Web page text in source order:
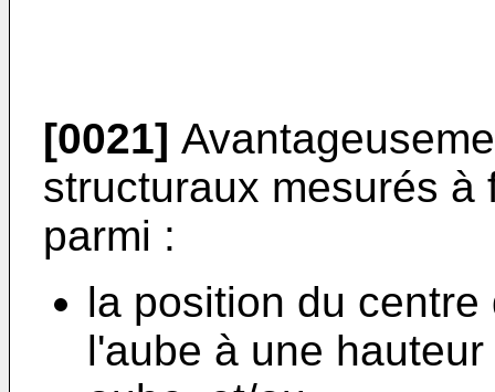
[0021]
structuraux mesurés
parmi :
la position du
l'aube à une